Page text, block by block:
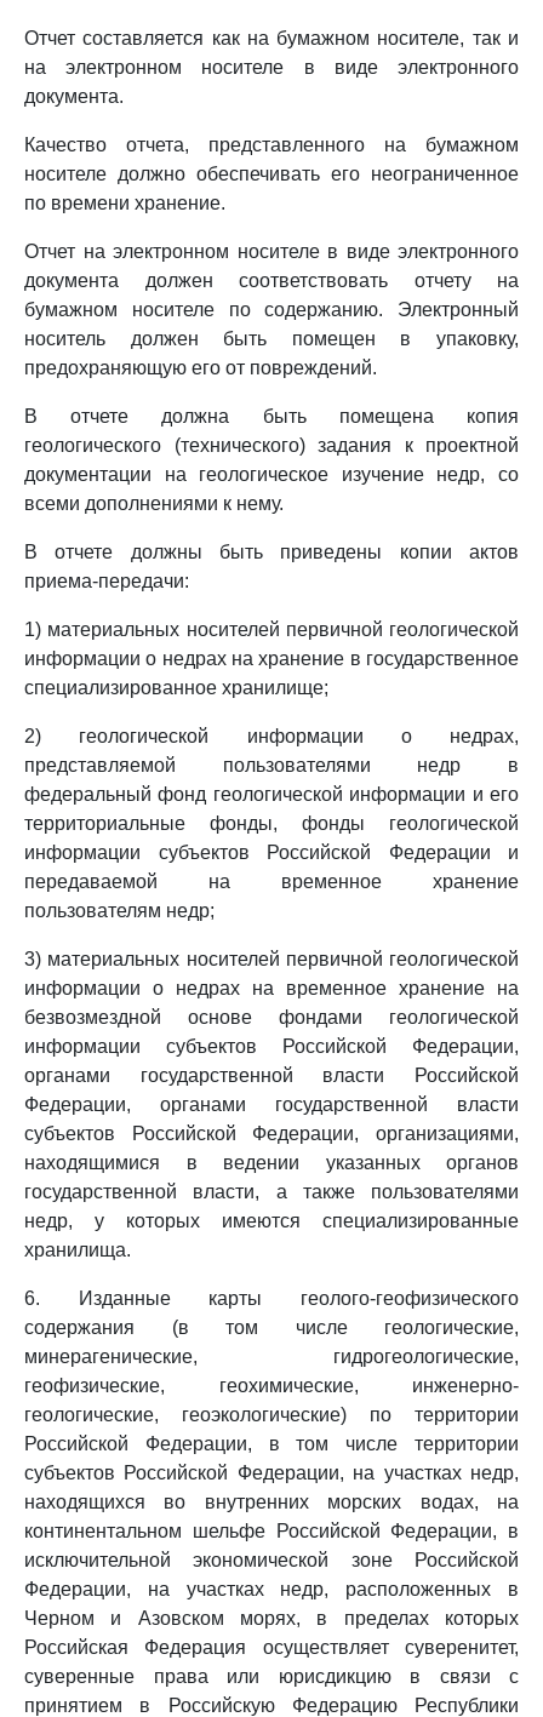
Отчет составляется как на бумажном носителе, так и
на электронном носителе в виде электронного
документа.
Качество отчета, представленного на бумажном
носителе должно обеспечивать его неограниченное
по времени хранение.
Отчет на электронном носителе в виде электронного
документа должен соответствовать отчету на
бумажном носителе по содержанию. Электронный
носитель должен быть помещен в упаковку,
предохраняющую его от повреждений.
В отчете должна быть помещена копия
геологического (технического) задания к проектной
документации на геологическое изучение недр, со
всеми дополнениями к нему.
В отчете должны быть приведены копии актов
приема-передачи:
1) материальных носителей первичной геологической
информации о недрах на хранение в государственное
специализированное хранилище;
2) геологической информации о недрах,
представляемой пользователями недр в
федеральный фонд геологической информации и его
территориальные фонды, фонды геологической
информации субъектов Российской Федерации и
передаваемой на временное хранение
пользователям недр;
3) материальных носителей первичной геологической
информации о недрах на временное хранение на
безвозмездной основе фондами геологической
информации субъектов Российской Федерации,
органами государственной власти Российской
Федерации, органами государственной власти
субъектов Российской Федерации, организациями,
находящимися в ведении указанных органов
государственной власти, а также пользователями
недр, у которых имеются специализированные
хранилища.
6. Изданные карты геолого-геофизического
содержания (в том числе геологические,
минерагенические, гидрогеологические,
геофизические, геохимические, инженерно-
геологические, геоэкологические) по территории
Российской Федерации, в том числе территории
субъектов Российской Федерации, на участках недр,
находящихся во внутренних морских водах, на
континентальном шельфе Российской Федерации, в
исключительной экономической зоне Российской
Федерации, на участках недр, расположенных в
Черном и Азовском морях, в пределах которых
Российская Федерация осуществляет суверенитет,
суверенные права или юрисдикцию в связи с
принятием в Российскую Федерацию Республики